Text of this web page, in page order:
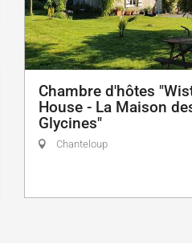
Chambre d'hôtes
House - La Maison
Glycines"
Chanteloup